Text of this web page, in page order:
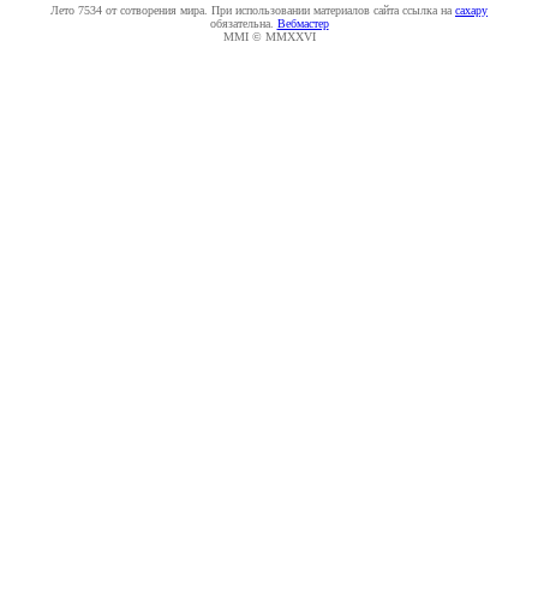
Лето 7534 от сотворения мира. При использовании материалов сайта ссылка на caxapу
обязательна. Вебмастер
MMI © MMXXVI